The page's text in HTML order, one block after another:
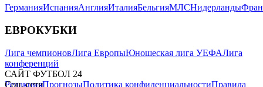
ГерманияИспанияАнглияИталияБельгияМЛСНидерланды
ЕВРОКУБКИ
Лига чемпионовЛига ЕвропыЮношеская лига УЕФАЛига
конференций
САЙТ ФУТБОЛ 24
РедакцияПрогнозыПолитика конфиденциальностиПравила
Соц. сети